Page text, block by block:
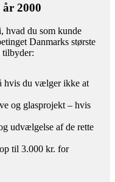
2000
hvad du som kunde
Danmarks største
tilbyder:
hvis du vælger ikke at
og glasprojekt – hvis
udvælgelse af de rette
til 3.000 kr. for